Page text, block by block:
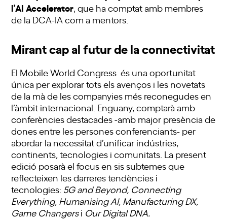
l’AI Accelerator , que ha comptat amb membres
de la DCA-IA com a mentors.
Mirant cap al futur de la connectivitat
El Mobile World Congress és una oportunitat
única per explorar tots els avenços i les novetats
de la mà de les companyies més reconegudes en
l’àmbit internacional. Enguany, comptarà amb
conferències destacades -amb major presència de
dones entre les persones conferenciants- per
abordar la necessitat d’unificar indústries,
continents, tecnologies i comunitats. La present
edició posarà el focus en sis subtemes que
reflecteixen les darreres tendències i
tecnologies: 5G and Beyond, Connecting
Everything, Humanising AI, Manufacturing DX,
Game Changersi Our Digital DNA.